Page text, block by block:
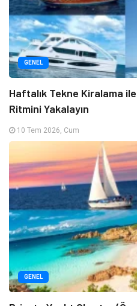
GENEL
Haftalık Tekne Kiralama
Ritmini Yakalayın
10 Tem 2026, Cum
GENEL